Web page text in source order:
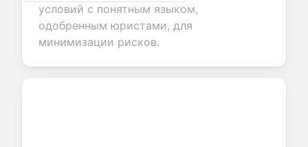
условий с понятным языком,
одобренным юристами, для
минимизации рисков.